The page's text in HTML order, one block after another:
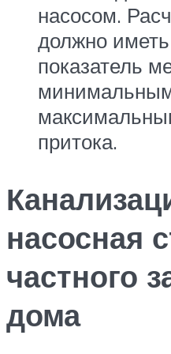
насосом.
должно
показатель
притока.
насосная
частного
дома